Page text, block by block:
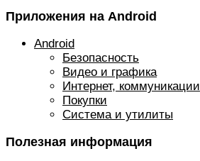
Приложения на Android
Android
Безопасность
Видео и графика
Интернет, коммуникации
Покупки
Система и утилиты
Полезная информация